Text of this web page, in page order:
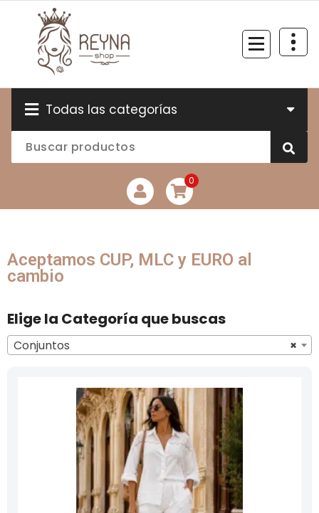
Todas las categorías
0
Aceptamos CUP, MLC y EURO al
cambio
Elige la Categoría que buscas
×
Conjuntos